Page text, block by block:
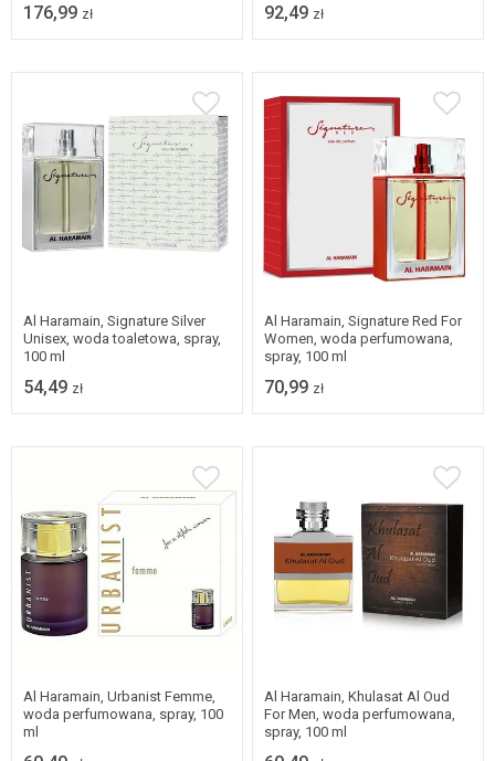
176,99 zł 92,49 zł
Al Haramain, Signature Silver
Unisex, woda toaletowa, spray,
100 ml
54,49 zł
Al Haramain, Signature Red For
Women, woda perfumowana,
spray, 100 ml
70,99 zł
Al Haramain, Urbanist Femme,
woda perfumowana, spray, 100
ml
Al Haramain, Khulasat Al Oud
For Men, woda perfumowana,
spray, 100 ml